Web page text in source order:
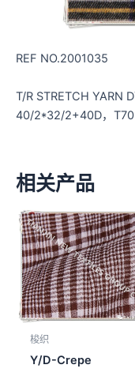
REF NO.2001035
T/R STRETCH YARN
40/2*32/2+40D，
相关产品
梭织
Y/D-Crepe